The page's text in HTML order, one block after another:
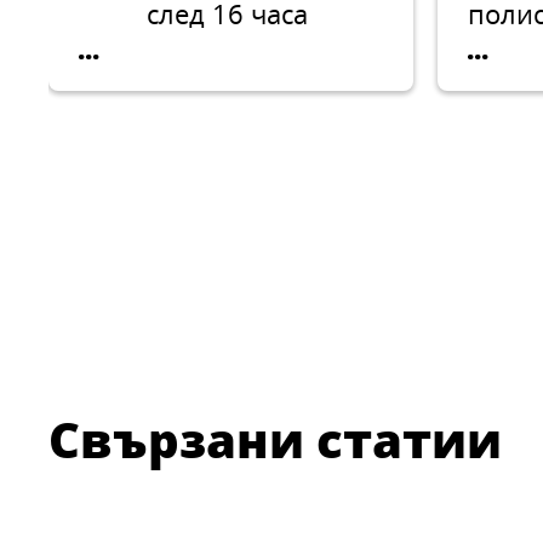
след 16 часа
...
и за
...
Свързани статии